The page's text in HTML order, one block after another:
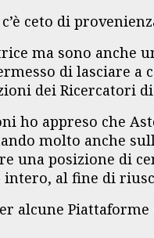
c’è ceto di
ma sono anche
di lasciare a
dei Ricercatori
ho appreso che
molto anche
una posizione di
al fine di
alcune